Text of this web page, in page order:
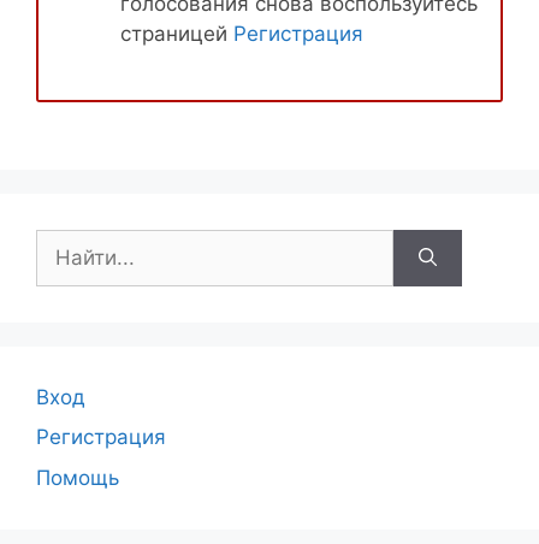
страницей Регистрация
Вход
Регистрация
Помощь